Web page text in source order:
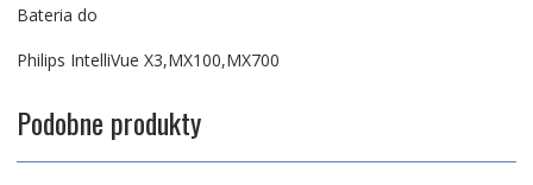
Bateria do
Philips IntelliVue X3,MX100,MX700
Podobne produkty